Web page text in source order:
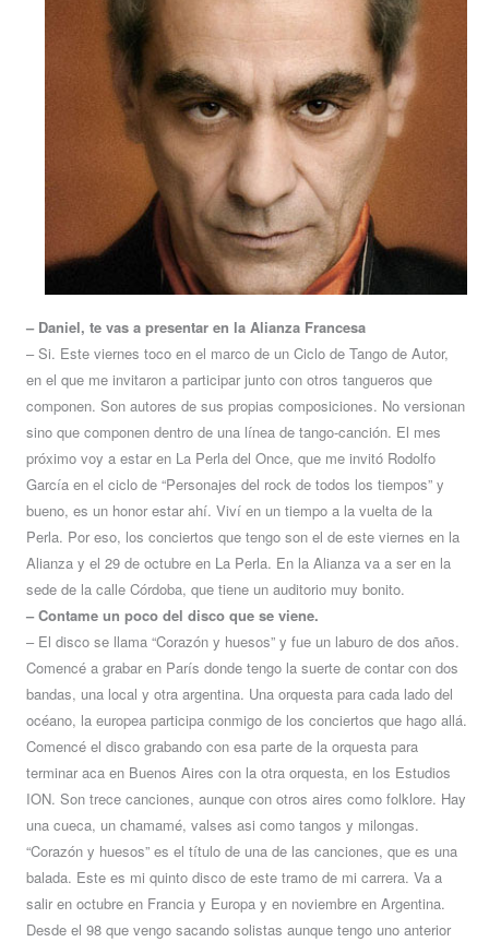
– Daniel, te vas a presentar en la Alianza Francesa
– Si. Este viernes toco en el marco de un Ciclo de Tango de Autor,
en el que me invitaron a participar junto con otros tangueros que
componen. Son autores de sus propias composiciones. No versionan
sino que componen dentro de una línea de tango-canción. El mes
próximo voy a estar en La Perla del Once, que me invitó Rodolfo
García en el ciclo de “Personajes del rock de todos los tiempos” y
bueno, es un honor estar ahí. Viví en un tiempo a la vuelta de la
Perla. Por eso, los conciertos que tengo son el de este viernes en la
Alianza y el 29 de octubre en La Perla. En la Alianza va a ser en la
sede de la calle Córdoba, que tiene un auditorio muy bonito.
– Contame un poco del disco que se viene.
– El disco se llama “Corazón y huesos” y fue un laburo de dos años.
Comencé a grabar en París donde tengo la suerte de contar con dos
bandas, una local y otra argentina. Una orquesta para cada lado del
océano, la europea participa conmigo de los conciertos que hago allá.
Comencé el disco grabando con esa parte de la orquesta para
terminar aca en Buenos Aires con la otra orquesta, en los Estudios
ION. Son trece canciones, aunque con otros aires como folklore. Hay
una cueca, un chamamé, valses asi como tangos y milongas.
“Corazón y huesos” es el título de una de las canciones, que es una
balada. Este es mi quinto disco de este tramo de mi carrera. Va a
salir en octubre en Francia y Europa y en noviembre en Argentina.
Desde el 98 que vengo sacando solistas aunque tengo uno anterior